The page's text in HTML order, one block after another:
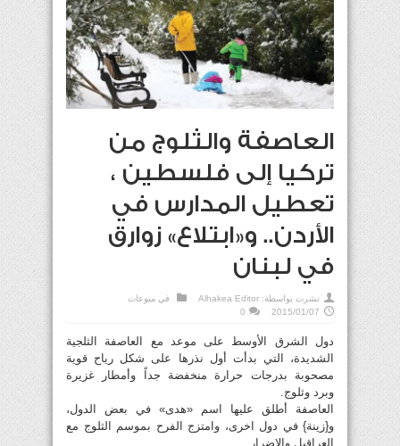
العاصفة والثلوج من
تركيا إلى فلسطين ،
تعطيل المدارس في
الأردن.. و«ابتلاع» زوارق
في لبنان
نشرت بواسطة: Alhakea Editor في منوعات
2015/01/07
0
دول الشرق الأوسط على موعد مع العاصفة الثلجية
الشديدة، التي بدأت أول نذرها على شكل رياح قوية
مصحوبة بدرجات حرارة منخفضة جداً وأمطار غزيرة
وبرد وثلوج.
العاصفة أطلق عليها اسم «هدى» في بعض الدول،
و{زينة} في دول اخرى، وامتزج الفرح بموسم الثلوج مع
العراقيل والاضرار.